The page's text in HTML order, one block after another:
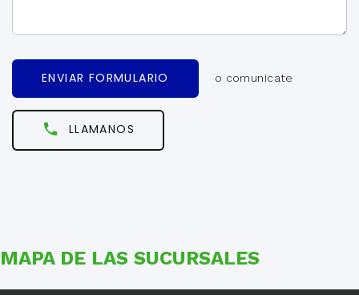
ENVIAR FORMULARIO o comunicate
LLAMANOS
MAPA DE LAS SUCURSALES